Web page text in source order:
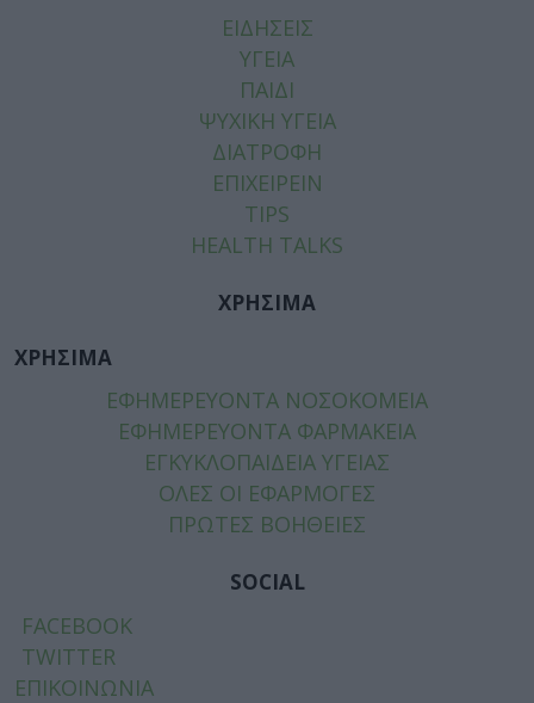
ΕΙΔΗΣΕΙΣ
ΥΓΕΙΑ
ΠΑΙΔΙ
ΨΥΧΙΚΗ ΥΓΕΙΑ
ΔΙΑΤΡΟΦΗ
ΕΠΙΧΕΙΡΕΙΝ
TIPS
HEALTH TALKS
ΧΡΗΣΙΜΑ
ΧΡΗΣΙΜΑ
ΕΦΗΜΕΡΕΥΟΝΤΑ ΝΟΣΟΚΟΜΕΙΑ
ΕΦΗΜΕΡΕΥΟΝΤΑ ΦΑΡΜΑΚΕΙΑ
ΕΓΚΥΚΛΟΠΑΙΔΕΙΑ ΥΓΕΙΑΣ
ΟΛΕΣ ΟΙ ΕΦΑΡΜΟΓΕΣ
ΠΡΩΤΕΣ ΒΟΗΘΕΙΕΣ
SOCIAL
FACEBOOK
TWITTER
ΕΠΙΚΟΙΝΩΝΙΑ